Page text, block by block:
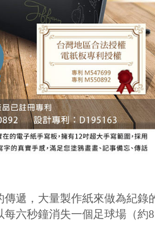
遞，大量製作紙來做為紀錄
六秒鐘消失一個足球場（約